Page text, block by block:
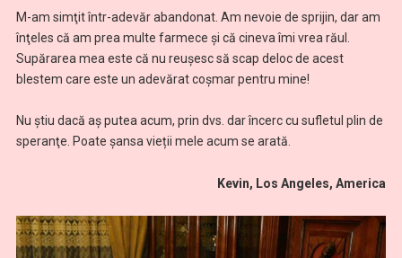
M-am simţit într-adevăr abandonat. Am nevoie de sprijin, dar am
înţeles că am prea multe farmece şi că cineva îmi vrea răul.
Supărarea mea este că nu reuşesc să scap deloc de acest
blestem care este un adevărat coșmar pentru mine!
Nu ştiu dacă aş putea acum, prin dvs. dar încerc cu sufletul plin de
speranţe. Poate șansa vieții mele acum se arată.
Kevin, Los Angeles, America